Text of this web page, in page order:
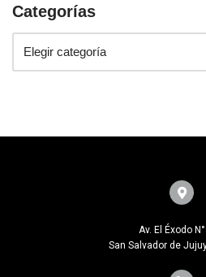
Categorías
Av. El Éxodo
San Salvador de